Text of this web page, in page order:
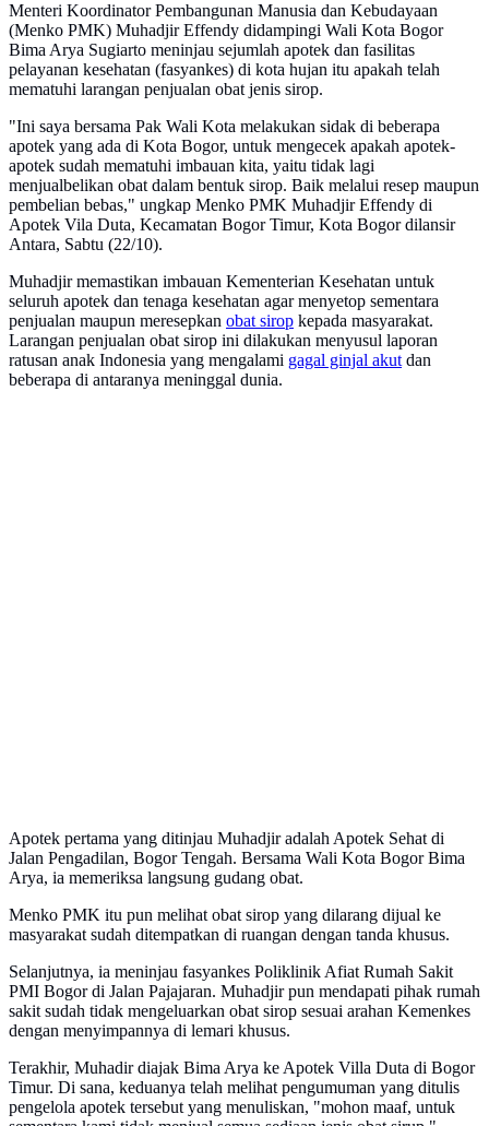
Menteri Koordinator Pembangunan Manusia dan Kebudayaan
(Menko PMK) Muhadjir Effendy didampingi Wali Kota Bogor
Bima Arya Sugiarto meninjau sejumlah apotek dan fasilitas
pelayanan kesehatan (fasyankes) di kota hujan itu apakah telah
mematuhi larangan penjualan obat jenis sirop.
"Ini saya bersama Pak Wali Kota melakukan sidak di beberapa
apotek yang ada di Kota Bogor, untuk mengecek apakah apotek-
apotek sudah mematuhi imbauan kita, yaitu tidak lagi
menjualbelikan obat dalam bentuk sirop. Baik melalui resep maupun
pembelian bebas," ungkap Menko PMK Muhadjir Effendy di
Apotek Vila Duta, Kecamatan Bogor Timur, Kota Bogor dilansir
Antara, Sabtu (22/10).
Muhadjir memastikan imbauan Kementerian Kesehatan untuk
seluruh apotek dan tenaga kesehatan agar menyetop sementara
penjualan maupun meresepkan obat sirop kepada masyarakat.
Larangan penjualan obat sirop ini dilakukan menyusul laporan
ratusan anak Indonesia yang mengalami gagal ginjal akutdan
beberapa di antaranya meninggal dunia.
Apotek pertama yang ditinjau Muhadjir adalah Apotek Sehat di
Jalan Pengadilan, Bogor Tengah. Bersama Wali Kota Bogor Bima
Arya, ia memeriksa langsung gudang obat.
Menko PMK itu pun melihat obat sirop yang dilarang dijual ke
masyarakat sudah ditempatkan di ruangan dengan tanda khusus.
Selanjutnya, ia meninjau fasyankes Poliklinik Afiat Rumah Sakit
PMI Bogor di Jalan Pajajaran. Muhadjir pun mendapati pihak rumah
sakit sudah tidak mengeluarkan obat sirop sesuai arahan Kemenkes
dengan menyimpannya di lemari khusus.
Terakhir, Muhadir diajak Bima Arya ke Apotek Villa Duta di Bogor
Timur. Di sana, keduanya telah melihat pengumuman yang ditulis
pengelola apotek tersebut yang menuliskan, "mohon maaf, untuk